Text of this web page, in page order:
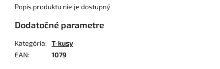
Popis produktu nie je dostupný
Dodatočné parametre
Kategória: T-kusy
EAN: 1079